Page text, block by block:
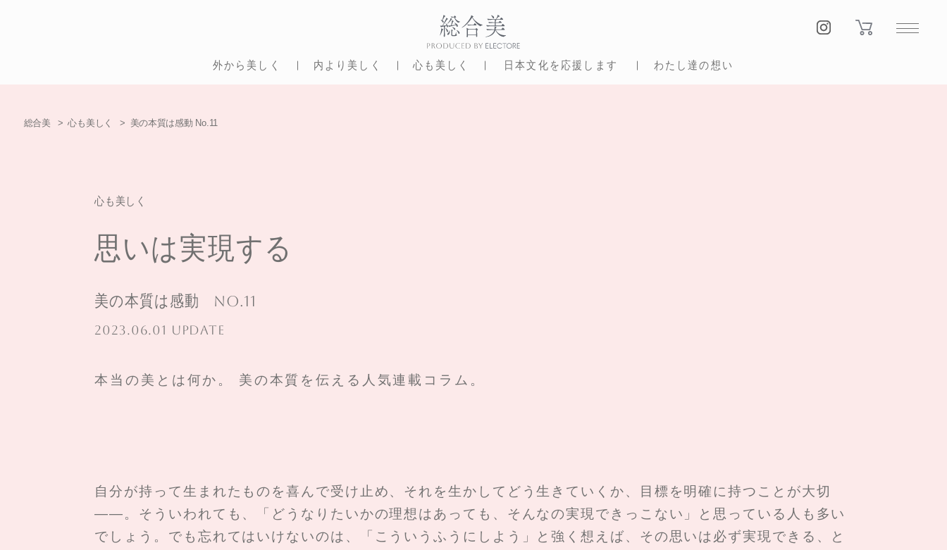
外から美しく 内より美しく 心も美しく 日本文化を応援します わたし達の想い
総合美 心も美しく 美の本質は感動 No.11
心も美しく
思いは実現する
美の本質は感動 No.11
2023.06.01 UPDATE
本当の美とは何か。 美の本質を伝える人気連載コラム。
自分が持って生まれたものを喜んで受け止め、それを生かしてどう生きていくか、目標を明確に持つことが大切
——。そういわれても、「どうなりたいかの理想はあっても、そんなの実現できっこない」と思っている人も多い
でしょう。でも忘れてはいけないのは、「こういうふうにしよう」と強く想えば、その思いは必ず実現できる、と